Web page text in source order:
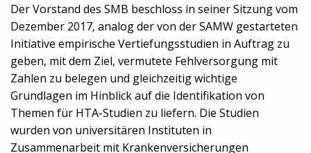
Der Vorstand des SMB beschloss in seiner Sitzung vom
Dezember 2017, analog der von der SAMW gestarteten
Initiative empirische Vertiefungsstudien in Auftrag zu
geben, mit dem Ziel, vermutete Fehlversorgung mit
Zahlen zu belegen und gleichzeitig wichtige
Grundlagen im Hinblick auf die Identifikation von
Themen für HTA-Studien zu liefern. Die Studien
wurden von universitären Instituten in
Zusammenarbeit mit Krankenversicherungen